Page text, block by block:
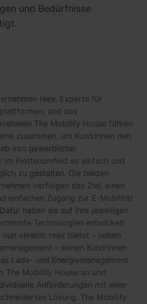
und Bedürfnisse
reev, Experte für
und das
The Mobility House führen
zusammen, um Kund:innen den
von gewerblicher
im Flottenumfeld so einfach und
zu gestalten. Die beiden
verfolgen das Ziel, einen
einfachen Zugang zur E-Mobilität
haben sie auf ihre jeweiligen
Technologien entwickelt
vereint: reev bietet – neben
– seinen Kund:innen
Lade- und Energiemanagement
The Mobility House an und
Anforderungen mit einer
Lösung. The Mobility